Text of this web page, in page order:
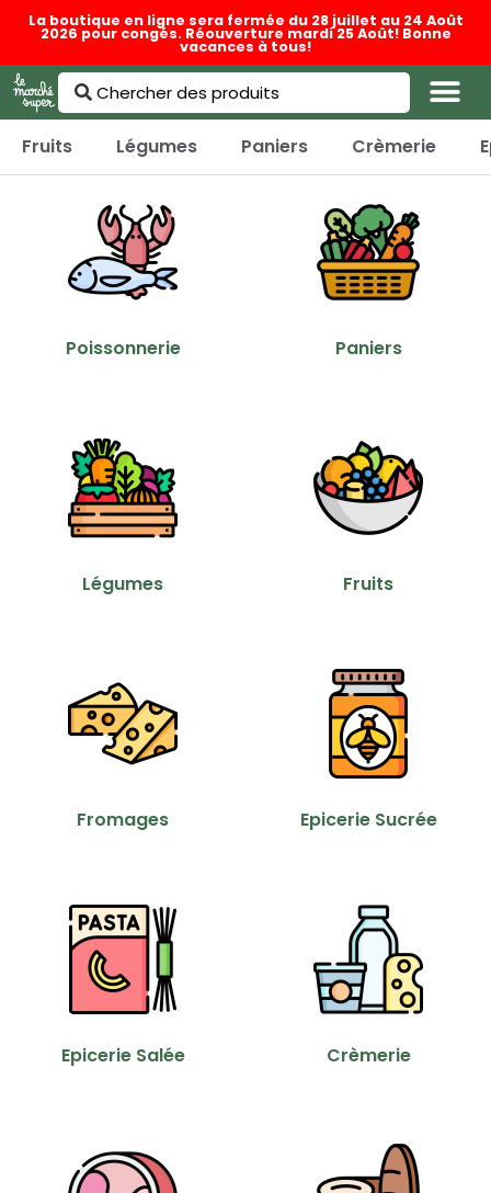
La boutique en ligne sera fermée du 28 juillet au 24 Août
2026 pour congés. Réouverture mardi 25 Août! Bonne
vacances à tous!
Fruits Légumes Paniers Crèmerie
Poissonnerie Paniers
Légumes Fruits
Fromages Epicerie Sucrée
Epicerie Salée Crèmerie